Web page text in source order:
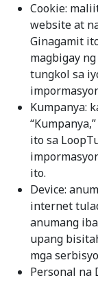
Cookie:
website at
Ginagamit
magbigay
tungkol sa
Kumpanya:
ito sa
ito.
Device:
internet
anumang
upang
mga
Personal na